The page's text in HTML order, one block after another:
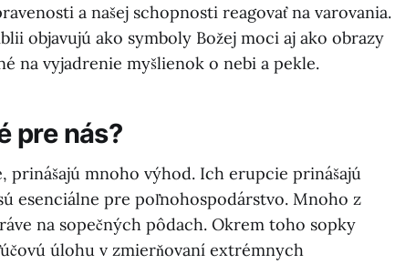
a našej schopnosti reagovať na varovania.
objavujú ako symboly Božej moci aj ako obrazy
na vyjadrenie myšlienok o nebi a pekle.
pre nás?
prinášajú mnoho výhod. Ich erupcie prinášajú
esenciálne pre poľnohospodárstvo. Mnoho z
na sopečných pôdach. Okrem toho sopky
úlohu v zmierňovaní extrémnych